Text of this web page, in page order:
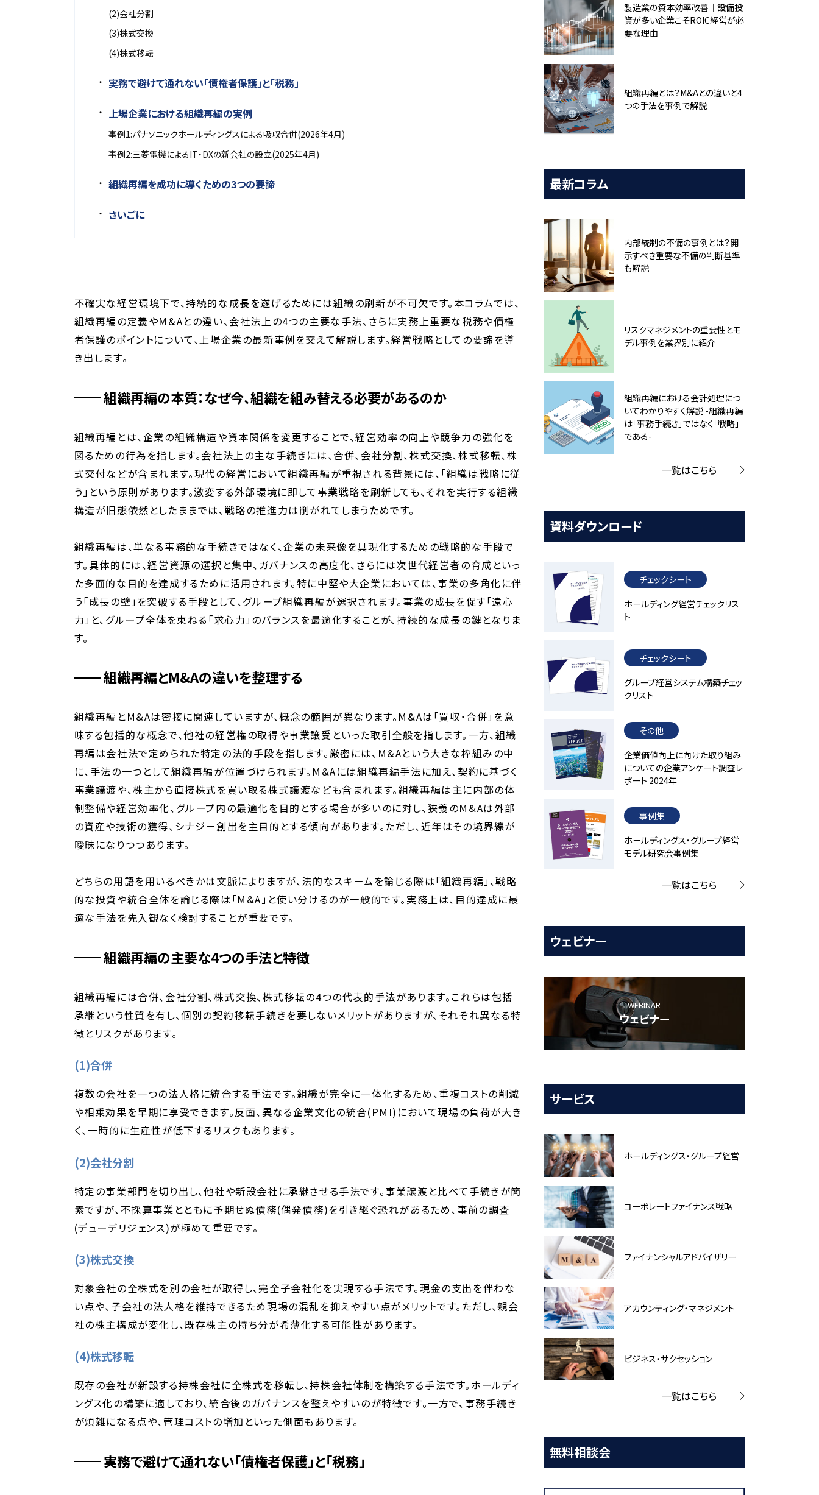
(2)会社分割
(3)株式交換
(4)株式移転
実務で避けて通れない「債権者保護」と「税務」
上場企業における組織再編の実例
事例1:パナソニックホールディングスによる吸収合併(2026年4月)
事例2:三菱電機によるIT・DXの新会社の設立(2025年4月)
組織再編を成功に導くための3つの要諦
さいごに
不確実な経営環境下で、持続的な成長を遂げるためには組織の刷新が不可欠です。本コラムでは、
組織再編の定義やM&Aとの違い、会社法上の4つの主要な手法、さらに実務上重要な税務や債権
者保護のポイントについて、上場企業の最新事例を交えて解説します。経営戦略としての要諦を導
き出します。
組織再編の本質：なぜ今、組織を組み替える必要があるのか
組織再編とは、企業の組織構造や資本関係を変更することで、経営効率の向上や競争力の強化を
図るための行為を指します。会社法上の主な手続きには、合併、会社分割、株式交換、株式移転、株
式交付などが含まれます。現代の経営において組織再編が重視される背景には、「組織は戦略に従
う」という原則があります。激変する外部環境に即して事業戦略を刷新しても、それを実行する組織
構造が旧態依然としたままでは、戦略の推進力は削がれてしまうためです。
組織再編は、単なる事務的な手続きではなく、企業の未来像を具現化するための戦略的な手段で
す。具体的には、経営資源の選択と集中、ガバナンスの高度化、さらには次世代経営者の育成といっ
た多面的な目的を達成するために活用されます。特に中堅や大企業においては、事業の多角化に伴
う「成長の壁」を突破する手段として、グループ組織再編が選択されます。事業の成長を促す「遠心
力」と、グループ全体を束ねる「求心力」のバランスを最適化することが、持続的な成長の鍵となりま
す。
組織再編とM&Aの違いを整理する
組織再編とM&Aは密接に関連していますが、概念の範囲が異なります。M&Aは「買収・合併」を意
味する包括的な概念で、他社の経営権の取得や事業譲受といった取引全般を指します。一方、組織
再編は会社法で定められた特定の法的手段を指します。厳密には、M&Aという大きな枠組みの中
に、手法の一つとして組織再編が位置づけられます。M&Aには組織再編手法に加え、契約に基づく
事業譲渡や、株主から直接株式を買い取る株式譲渡なども含まれます。組織再編は主に内部の体
制整備や経営効率化、グループ内の最適化を目的とする場合が多いのに対し、狭義のM&Aは外部
の資産や技術の獲得、シナジー創出を主目的とする傾向があります。ただし、近年はその境界線が
曖昧になりつつあります。
どちらの用語を用いるべきかは文脈によりますが、法的なスキームを論じる際は「組織再編」、戦略
的な投資や統合全体を論じる際は「M&A」と使い分けるのが一般的です。実務上は、目的達成に最
適な手法を先入観なく検討することが重要です。
組織再編の主要な4つの手法と特徴
組織再編には合併、会社分割、株式交換、株式移転の4つの代表的手法があります。これらは包括
承継という性質を有し、個別の契約移転手続きを要しないメリットがありますが、それぞれ異なる特
徴とリスクがあります。
(1)合併
複数の会社を一つの法人格に統合する手法です。組織が完全に一体化するため、重複コストの削減
や相乗効果を早期に享受できます。反面、異なる企業文化の統合(PMI)において現場の負荷が大き
く、一時的に生産性が低下するリスクもあります。
(2)会社分割
特定の事業部門を切り出し、他社や新設会社に承継させる手法です。事業譲渡と比べて手続きが簡
素ですが、不採算事業とともに予期せぬ債務(偶発債務)を引き継ぐ恐れがあるため、事前の調査
(デューデリジェンス)が極めて重要です。
(3)株式交換
対象会社の全株式を別の会社が取得し、完全子会社化を実現する手法です。現金の支出を伴わな
い点や、子会社の法人格を維持できるため現場の混乱を抑えやすい点がメリットです。ただし、親会
社の株主構成が変化し、既存株主の持ち分が希薄化する可能性があります。
(4)株式移転
既存の会社が新設する持株会社に全株式を移転し、持株会社体制を構築する手法です。ホールディ
ングス化の構築に適しており、統合後のガバナンスを整えやすいのが特徴です。一方で、事務手続き
が煩雑になる点や、管理コストの増加といった側面もあります。
実務で避けて通れない「債権者保護」と「税務」
製造業の資本効率改善｜設備投
資が多い企業こそROIC経営が必
要な理由
組織再編とは？M&Aとの違いと4
つの手法を事例で解説
最新コラム
内部統制の不備の事例とは？開
示すべき重要な不備の判断基準
も解説
リスクマネジメントの重要性とモ
デル事例を業界別に紹介
組織再編における会計処理につ
いてわかりやすく解説 -組織再編
は「事務手続き」ではなく「戦略」
である-
一覧はこちら
資料ダウンロード
チェックシート
ホールディング経営チェックリス
ト
チェックシート
グループ経営システム構築チェッ
クリスト
その他
企業価値向上に向けた取り組み
についての企業アンケート調査レ
ポート 2024年
事例集
ホールディングス・グループ経営
モデル研究会事例集
一覧はこちら
ウェビナー
WEBINAR
ウェビナー
サービス
ホールディングス・グループ経営
コーポレートファイナンス戦略
ファイナンシャルアドバイザリー
アカウンティング・マネジメント
ビジネス・サクセッション
一覧はこちら
無料相談会